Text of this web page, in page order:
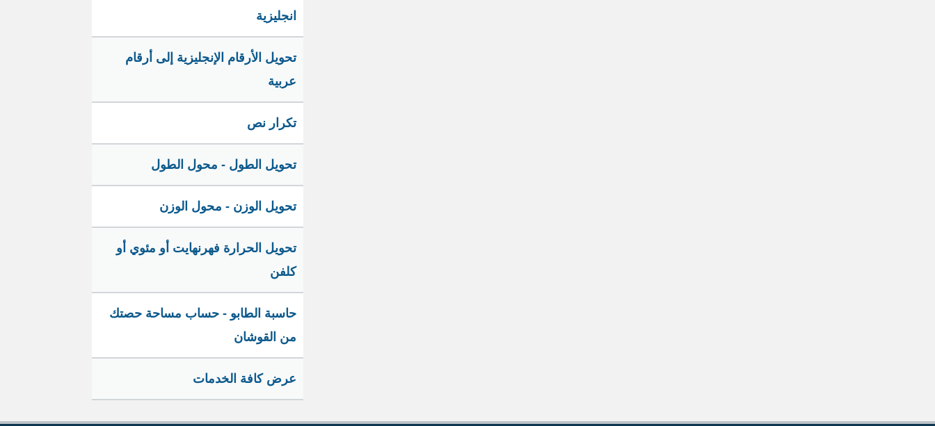
انجليزية
تحويل الأرقام الإنجليزية إلى أرقام
عربية
تكرار نص
تحويل الطول - محول الطول
تحويل الوزن - محول الوزن
تحويل الحرارة فهرنهايت أو مئوي أو
كلفن
حاسبة الطابو - حساب مساحة حصتك
من القوشان
عرض كافة الخدمات